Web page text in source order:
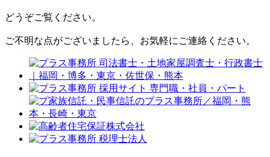
どうぞご覧ください。
ご不明な点がございましたら、お気軽にご連絡ください。